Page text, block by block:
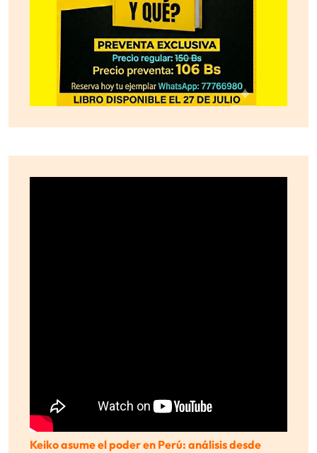
Keiko asume el poder en Perú: análisis desde